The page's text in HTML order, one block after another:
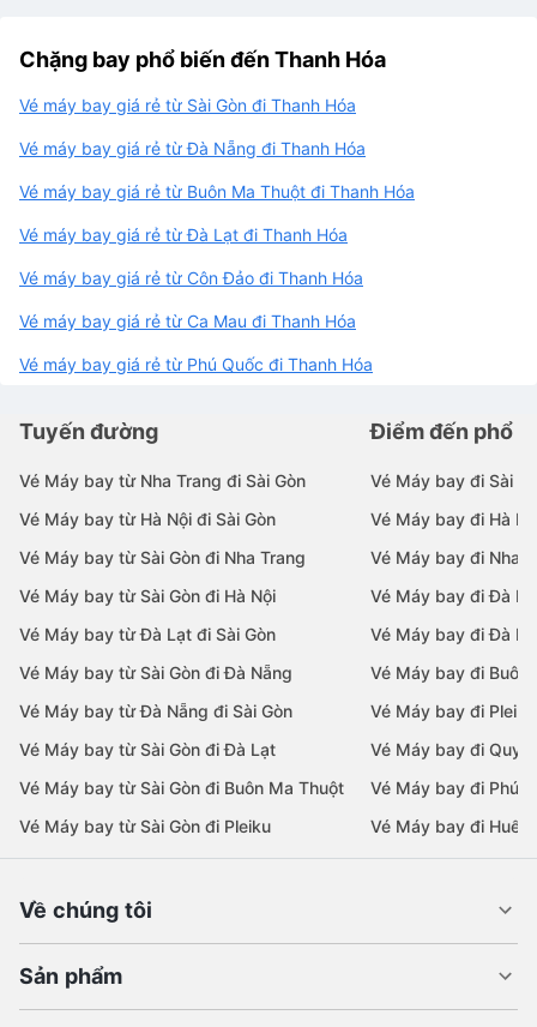
Chặng bay phổ biến đến Thanh Hóa
Vé máy bay giá rẻ từ Sài Gòn đi Thanh Hóa
Vé máy bay giá rẻ từ Đà Nẵng đi Thanh Hóa
Vé máy bay giá rẻ từ Buôn Ma Thuột đi Thanh Hóa
Vé máy bay giá rẻ từ Đà Lạt đi Thanh Hóa
Vé máy bay giá rẻ từ Côn Đảo đi Thanh Hóa
Vé máy bay giá rẻ từ Ca Mau đi Thanh Hóa
Vé máy bay giá rẻ từ Phú Quốc đi Thanh Hóa
Tuyến đường
Vé Máy bay từ Nha Trang đi Sài Gòn
Vé Máy bay từ Hà Nội đi Sài Gòn
Vé Máy bay từ Sài Gòn đi Nha Trang
Vé Máy bay từ Sài Gòn đi Hà Nội
Vé Máy bay từ Đà Lạt đi Sài Gòn
Vé Máy bay từ Sài Gòn đi Đà Nẵng
Vé Máy bay từ Đà Nẵng đi Sài Gòn
Vé Máy bay từ Sài Gòn đi Đà Lạt
Vé Máy bay từ Sài Gòn đi Buôn Ma Thuột
Vé Máy bay từ Sài Gòn đi Pleiku
Điểm đến phổ
Vé Máy bay đi Sài
Vé Máy bay đi Hà
Vé Máy bay đi Nha
Vé Máy bay đi Đà
Vé Máy bay đi Đà
Vé Máy bay đi Buôn
Vé Máy bay đi Pleiku
Vé Máy bay đi Quy
Vé Máy bay đi Phú
Vé Máy bay đi Huế
Về chúng tôi
Sản phẩm